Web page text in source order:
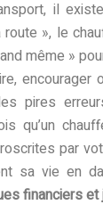
il
», le
même »
pires
qu’un
par
sa vie en
financiers et